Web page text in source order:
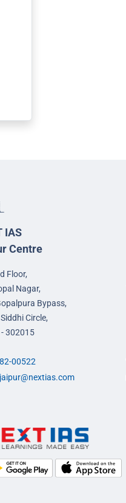
IAS
Centre
Floor,
Nagar,
Bypass,
Circle,
302015
00522